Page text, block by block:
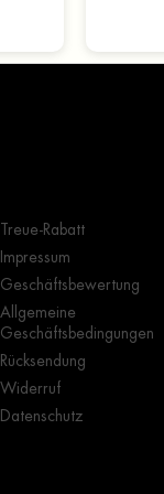
Treue-Rabatt
Impressum
Geschäftsbewertung
Allgemeine
Geschäftsbedingungen
Rücksendung
Widerruf
Datenschutz